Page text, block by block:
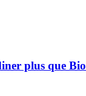
plus que Bio